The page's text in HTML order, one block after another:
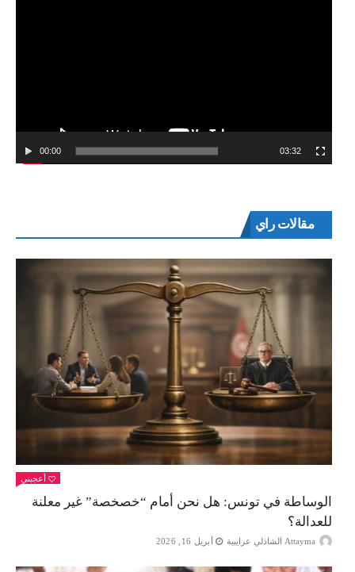
00:00 03:32
مقالات راي
أعجبني
الوساطة في تونس: هل نحن أمام “خصخصة” غير معلنة
للعدالة؟
Attayma الشاذلي عرايبية أبريل 16, 2026